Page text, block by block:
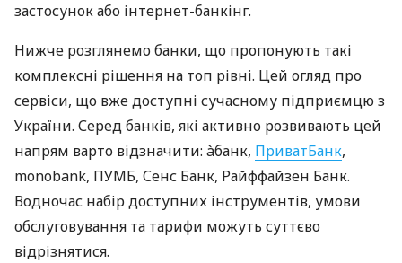
застосунок або інтернет-банкінг.
Нижче розглянемо банки, що пропонують такі
комплексні рішення на топ рівні. Цей огляд про
сервіси, що вже доступні сучасному підприємцю з
України. Серед банків, які активно розвивають цей
напрям варто відзначити: àбанк, ПриватБанк,
monobank, ПУМБ, Сенс Банк, Райффайзен Банк.
Водночас набір доступних інструментів, умови
обслуговування та тарифи можуть суттєво
відрізнятися.